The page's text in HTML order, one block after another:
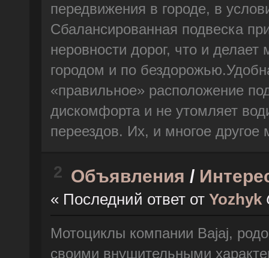
передвижения в городе, в
Сбалансированная подвеска
неровности дорог, что и
городом и по
«правильное» расположение
дискомфорта и не утомляет
переездов. Их, и многое
2 Объявления /
« Последний ответ от Yozhyk
Мотоциклы компании Bajaj,
своими внушительными